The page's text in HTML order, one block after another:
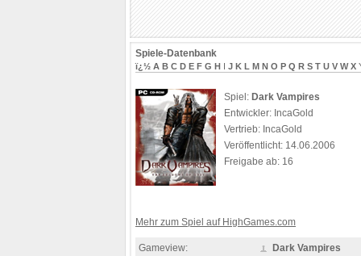
Spiele-Datenbank
ï¿½ A B C D E F G H I J K L M N O P Q R S T U V W X
Spiel: Dark Vampires
Entwickler: IncaGold
Vertrieb: IncaGold
Veröffentlicht: 14.06.2006
Freigabe ab: 16
Mehr zum Spiel auf HighGames.com
Gameview:
Dark Vampires